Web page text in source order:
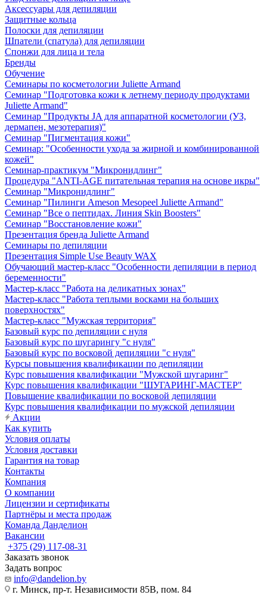
Аксессуары для депиляции
Защитные кольца
Полоски для депиляции
Шпатели (спатула) для депиляции
Спонжи для лица и тела
Бренды
Обучение
Семинары по косметологии Juliette Armand
Семинар "Подготовка кожи к летнему периоду продуктами
Juliette Armand"
Семинар "Продукты JA для аппаратной косметологии (УЗ,
дермапен, мезотерапия)"
Семинар "Пигментация кожи"
Семинар: "Особенности ухода за жирной и комбинированной
кожей"
Семинар-практикум "Микронидлинг"
Процедура "ANTI-AGE питательная терапия на основе икры"
Семинар "Микронидлинг"
Семинар "Пилинги Ameson Mesopeel Juliette Armand"
Семинар "Все о пептидах. Линия Skin Boosters"
Семинар "Восстановление кожи"
Презентация бренда Juliette Armand
Семинары по депиляции
Презентация Simple Use Beauty WAX
Обучающий мастер-класс "Особенности депиляции в период
беременности"
Мастер-класс "Работа на деликатных зонах"
Мастер-класс "Работа теплыми восками на больших
поверхностях"
Мастер-класс "Мужская территория"
Базовый курс по депиляции с нуля
Базовый курс по шугарингу "с нуля"
Базовый курс по восковой депиляции "с нуля"
Курсы повышения квалификации по депиляции
Курс повышения квалификации "Мужской шугаринг"
Курс повышения квалификации "ШУГАРИНГ-МАСТЕР"
Повышение квалификации по восковой депиляции
Курс повышения квалификации по мужской депиляции
Акции
Как купить
Условия оплаты
Условия доставки
Гарантия на товар
Контакты
Компания
О компании
Лицензии и сертификаты
Партнёры и места продаж
Команда Данделион
Вакансии
+375 (29) 117-08-31
Заказать звонок
Задать вопрос
info@dandelion.by
г. Минск, пр-т. Независимости 85В, пом. 84